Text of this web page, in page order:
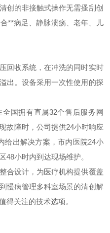
创的非接触式操作无需搔刮创
**病足、静脉溃疡、老年、儿
回收系统，在冲洗的同时实时
出。设备采用一次性使用的探
国拥有直属32个售后服务网
故障时，公司提供24小时响应
给出解决方案，市内医院24小
48小时内到达现场维护。
合设计，为医疗机构提供覆盖
慢病管理多科室场景的清创解
得关注的技术选项。